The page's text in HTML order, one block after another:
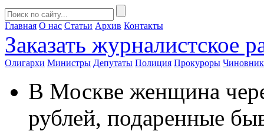
Главная О нас Статьи Архив Контакты
Заказать журналистское
Олигархи Министры Депутаты Полиция Прокуроры
В Москве женщина
рублей, подаренные